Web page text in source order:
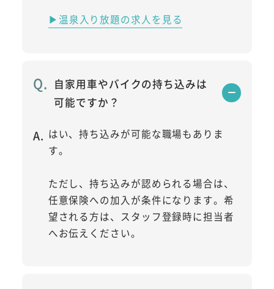
▶温泉入り放題の求人を見る
自家用車やバイクの持ち込みは
可能ですか？
はい、持ち込みが可能な職場もありま
す。
ただし、持ち込みが認められる場合は、
任意保険への加入が条件になります。希
望される方は、スタッフ登録時に担当者
へお伝えください。